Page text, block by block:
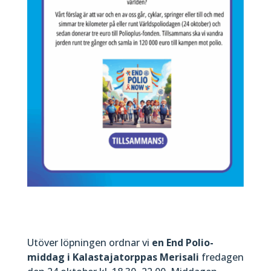
Utöver löpningen ordnar vi en End Polio-
middag i Kalastajatorppas Merisali fredagen